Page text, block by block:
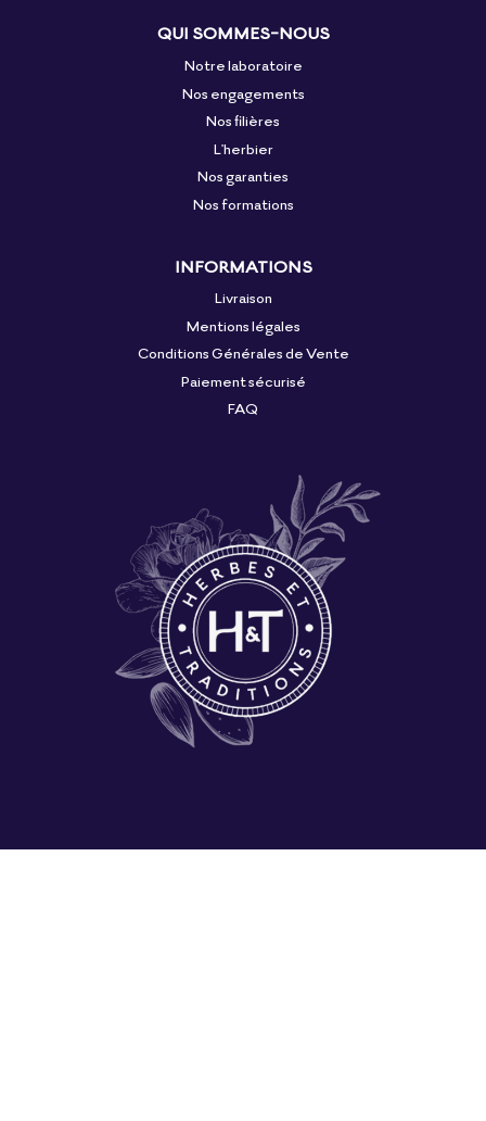
QUI SOMMES-NOUS
Notre laboratoire
Nos engagements
Nos filières
L'herbier
Nos garanties
Nos formations
INFORMATIONS
Livraison
Mentions légales
Conditions Générales de Vente
Paiement sécurisé
FAQ